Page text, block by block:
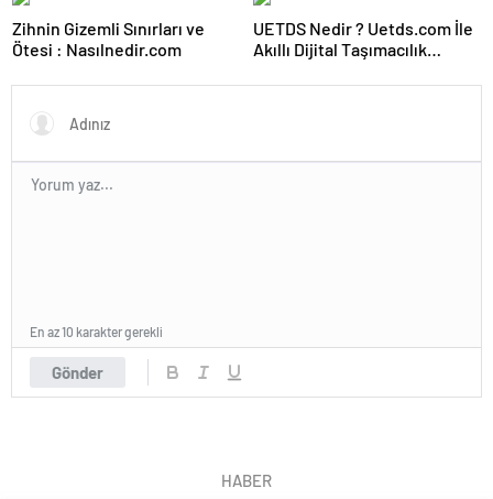
Zihnin Gizemli Sınırları ve
Ötesi : Nasılnedir.com
UETDS Nedir ? Uetds.com İle
Akıllı Dijital Taşımacılık
Gönder
En az 10 karakter gerekli
HABER